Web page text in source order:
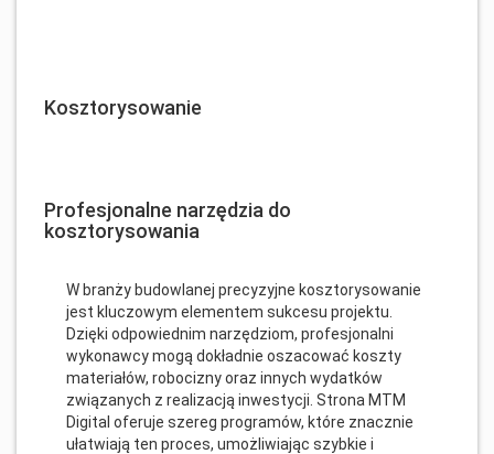
Kosztorysowanie
Profesjonalne narzędzia do
kosztorysowania
W branży budowlanej precyzyjne kosztorysowanie
jest kluczowym elementem sukcesu projektu.
Dzięki odpowiednim narzędziom, profesjonalni
wykonawcy mogą dokładnie oszacować koszty
materiałów, robocizny oraz innych wydatków
związanych z realizacją inwestycji. Strona MTM
Digital oferuje szereg programów, które znacznie
ułatwiają ten proces, umożliwiając szybkie i